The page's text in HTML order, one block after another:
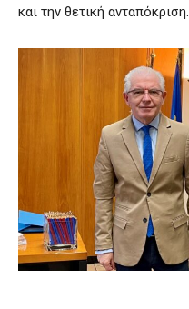
και την θετική ανταπόκριση.